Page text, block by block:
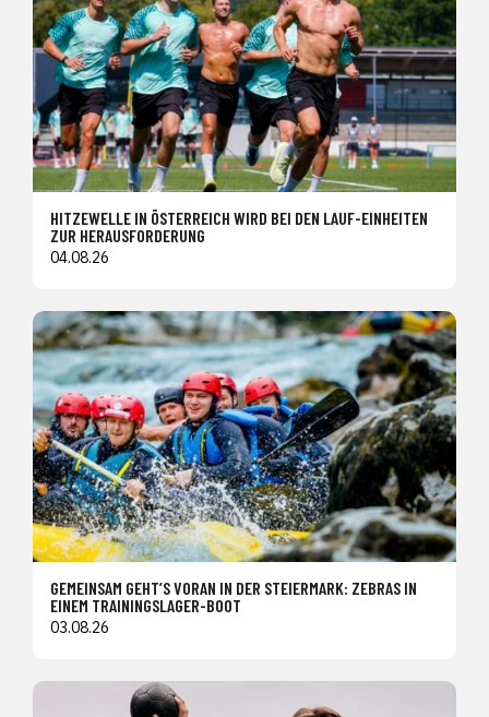
HITZEWELLE IN ÖSTERREICH WIRD BEI DEN LAUF-EINHEITEN
ZUR HERAUSFORDERUNG
04.08.26
GEMEINSAM GEHT’S VORAN IN DER STEIERMARK: ZEBRAS IN
EINEM TRAININGSLAGER-BOOT
03.08.26